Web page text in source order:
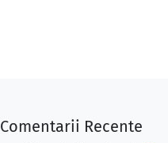
Comentarii Recente